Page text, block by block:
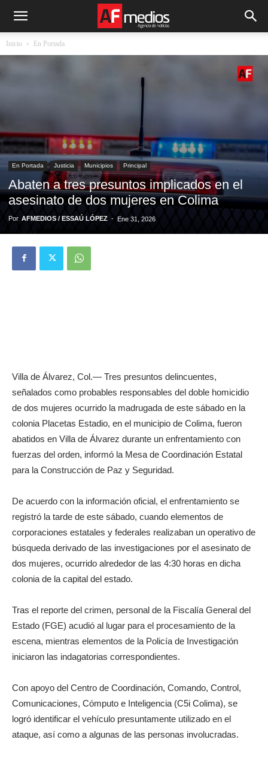
Inicio En Portada
En Portada Justicia Municipios Principal
Abaten a tres presuntos implicados en el
asesinato de dos mujeres en Colima
Por AFMEDIOS / ESSAÚ LÓPEZ - Ene 31, 2026
Villa de Álvarez, Col.— Tres presuntos delincuentes,
señalados como probables responsables del doble homicidio
de dos mujeres ocurrido la madrugada de este sábado en la
colonia Placetas Estadio, en el municipio de Colima, fueron
abatidos en Villa de Álvarez durante un enfrentamiento con
fuerzas del orden, informó la Mesa de Coordinación Estatal
para la Construcción de Paz y Seguridad.
De acuerdo con la información oficial, el enfrentamiento se
registró la tarde de este sábado, cuando elementos de
corporaciones estatales y federales realizaban un operativo de
búsqueda derivado de las investigaciones por el asesinato de
dos mujeres, ocurrido alrededor de las 4:30 horas en dicha
colonia de la capital del estado.
Tras el reporte del crimen, personal de la Fiscalía General del
Estado (FGE) acudió al lugar para el procesamiento de la
escena, mientras elementos de la Policía de Investigación
iniciaron las indagatorias correspondientes.
Con apoyo del Centro de Coordinación, Comando, Control,
Comunicaciones, Cómputo e Inteligencia (C5i Colima), se
logró identificar el vehículo presuntamente utilizado en el
ataque, así como a algunas de las personas involucradas.